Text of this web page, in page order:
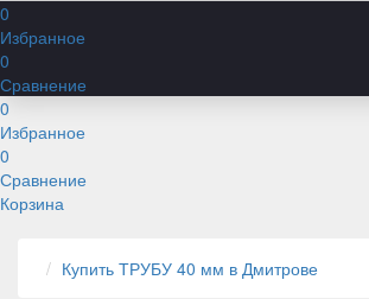
0
Избранное
0
Сравнение
0
Избранное
0
Сравнение
Корзина
Купить ТРУБУ 40 мм в Дмитрове